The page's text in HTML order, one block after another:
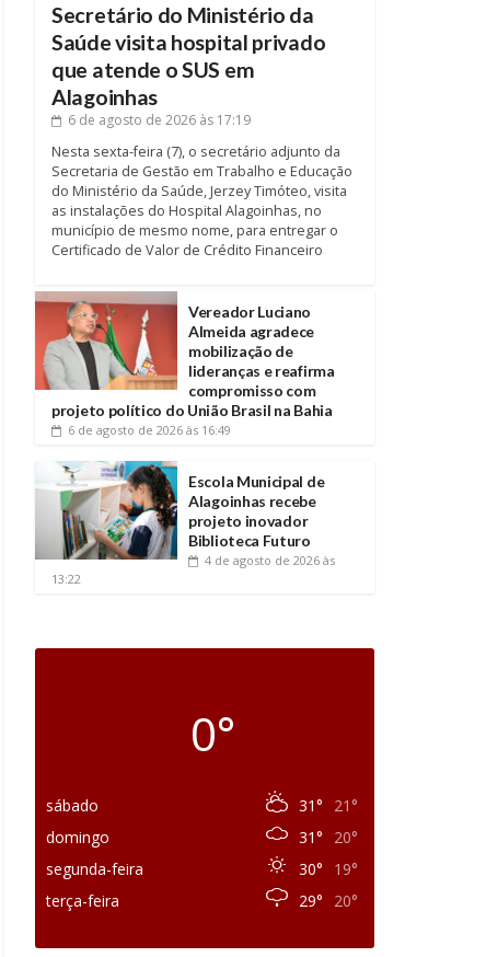
Secretário do Ministério da
Saúde visita hospital privado
que atende o SUS em
Alagoinhas
6 de agosto de 2026 às 17:19
Nesta sexta-feira (7), o secretário adjunto da
Secretaria de Gestão em Trabalho e Educação
do Ministério da Saúde, Jerzey Timóteo, visita
as instalações do Hospital Alagoinhas, no
município de mesmo nome, para entregar o
Certificado de Valor de Crédito Financeiro
Vereador Luciano
Almeida agradece
mobilização de
lideranças e reafirma
compromisso com
projeto político do União Brasil na Bahia
6 de agosto de 2026 às 16:49
Escola Municipal de
Alagoinhas recebe
projeto inovador
Biblioteca Futuro
4 de agosto de 2026 às
13:22
0°
sábado 31°
21°
domingo
31°
20°
segunda-feira
30°
19°
terça-feira
29° 20°